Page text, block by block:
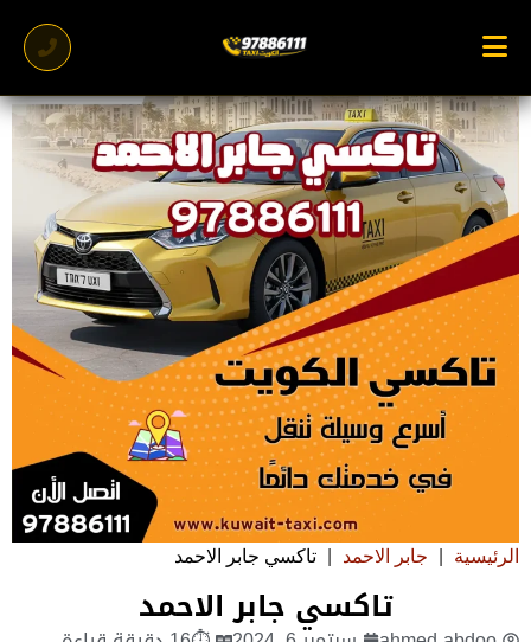
الرئيسية جابر الاحمد تاكسي جابر الاحمد
تاكسي جابر الاحمد